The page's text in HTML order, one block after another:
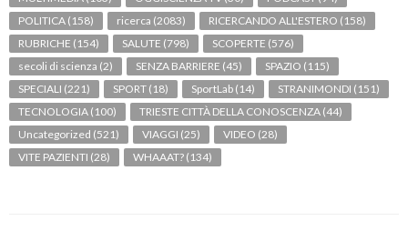
POLITICA (158) ricerca (2083) RICERCANDO ALL'ESTERO (158)
RUBRICHE (154) SALUTE (798) SCOPERTE (576)
secoli di scienza (2) SENZA BARRIERE (45) SPAZIO (115)
SPECIALI (221) SPORT (18) SportLab (14) STRANIMONDI (151)
TECNOLOGIA (100) TRIESTE CITTÀ DELLA CONOSCENZA (44)
Uncategorized (521) VIAGGI (25) VIDEO (28)
VITE PAZIENTI (28) WHAAAT? (134)